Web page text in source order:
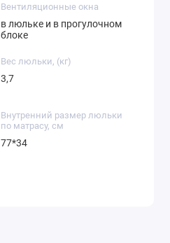
Вентиляционные окна
в люльке и в прогулочном
блоке
Вес люльки, (кг)
3,7
Внутренний размер люльки
по матрасу, см
77*34